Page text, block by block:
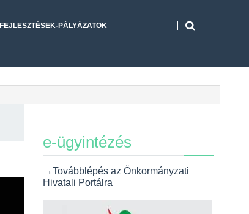
FEJLESZTÉSEK-PÁLYÁZATOK
e-ügyintézés
→Továbblépés az Önkormányzati
Hivatali Portálra